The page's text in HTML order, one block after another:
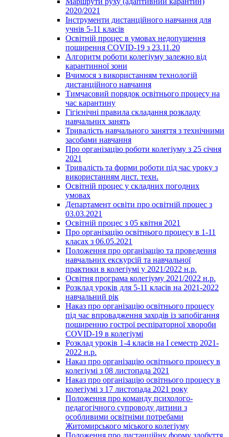
2020/2021
Інструменти дистанційного навчання для
учнів 5-11 класів
Освітній процес в умовах недопущення
поширення COVID-19 з 23.11.20
Алгоритм роботи колегіуму залежно від
карантинної зони
Вчимося з використанням технологій
дистанційного навчання
Тимчасовий порядок освітнього процесу на
час карантину
Гігієнічні правила складання розкладу
навчальних занять
Тривалість навчального заняття з технічними
засобами навчання
Про організацію роботи колегіуму з 25 січня
2021
Тривалість та форми роботи під час уроку з
використанням дист. техн.
Освітній процес у складних погодних
умовах
Департамент освіти про освітній процес з
03.03.2021
Освітній процес з 05 квітня 2021
Про організацію освітнього процесу в 1-11
класах з 06.05.2021
Положення про організацію та проведення
навчальних екскурсій та навчальної
практики в колегіумі у 2021/2022 н.р.
Освітня програма колегіуму 2021/2022 н.р.
Розклад уроків для 5-11 класів на 2021-2022
навчальний рік
Наказ про організацію освітнього процесу
під час впровадження заходів із запобігання
поширенню гострої респіраторної хвороби
COVID-19 в колегіумі
Розклад уроків 1-4 класів на І семестр 2021-
2022 н.р.
Наказ про організацію освітнього процесу в
колегіумі з 08 листопада 2021
Наказ про організацію освітнього процесу в
колегіумі з 17 листопада 2021 року
Положення про команду психолого-
педагогічного супроводу дитини з
особливими освітніми потребами
Житомирського міського колегіуму